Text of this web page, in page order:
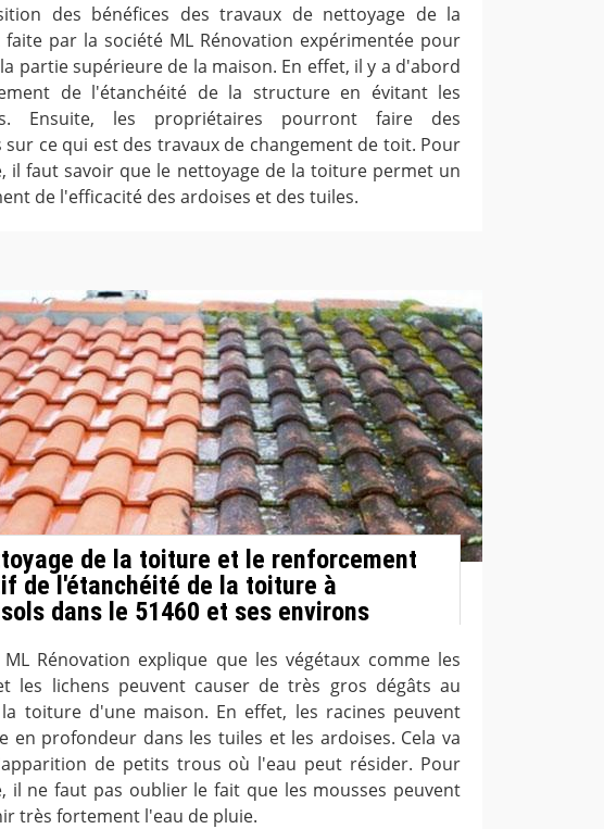
des bénéfices des travaux de nettoyage de la
par la société ML Rénovation expérimentée pour
partie supérieure de la maison. En effet, il y a d'abord
de l'étanchéité de la structure en évitant les
Ensuite, les propriétaires pourront faire des
sur ce qui est des travaux de changement de toit. Pour
il faut savoir que le nettoyage de la toiture permet un
de l'efficacité des ardoises et des tuiles.
de la toiture et le renforcement
de l'étanchéité de la toiture à
dans le 51460 et ses environs
Rénovation explique que les végétaux comme les
les lichens peuvent causer de très gros dégâts au
toiture d'une maison. En effet, les racines peuvent
en profondeur dans les tuiles et les ardoises. Cela va
de petits trous où l'eau peut résider. Pour
il ne faut pas oublier le fait que les mousses peuvent
très fortement l'eau de pluie.